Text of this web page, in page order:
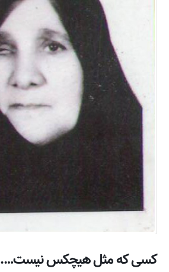
کسی که مثل هیچکس نیست….